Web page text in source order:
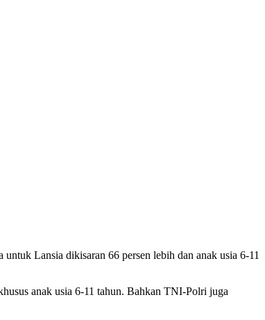
Lansia dikisaran 66 persen lebih dan anak usia 6-11
anak usia 6-11 tahun. Bahkan TNI-Polri juga